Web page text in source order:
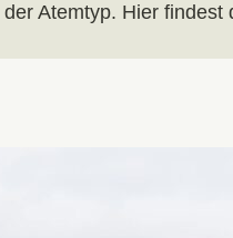
Atemtyp. Hier